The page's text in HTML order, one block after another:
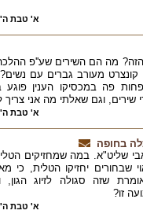
א' טבת
מה הם השירים שע''פ
קונצרט מעורב גברים עם
פה במכסיקו הענין פוגע
שירים, וגם שאלתי מה אני צריך
א' טבת
בחופה
שליט"א. במה שמחזיקים
יחזיקו הטלית, כי
שזה סגולה לזיוג הגון,
זו?
א' טבת